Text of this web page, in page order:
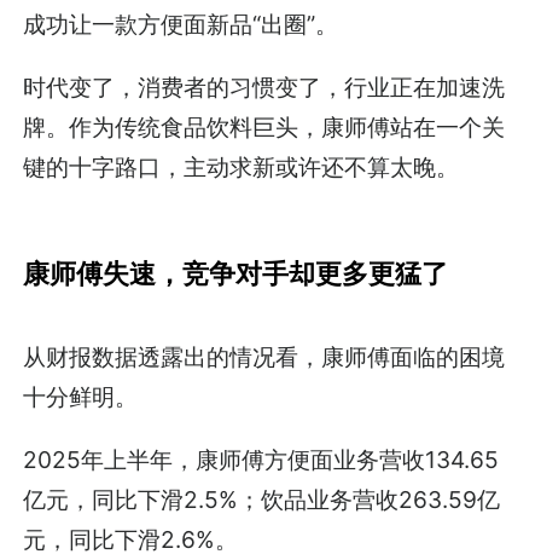
成功让一款方便面新品“出圈”。
时代变了，消费者的习惯变了，行业正在加速洗
牌。作为传统食品饮料巨头，康师傅站在一个关
键的十字路口，主动求新或许还不算太晚。
康师傅失速，竞争对手却更多更猛了
从财报数据透露出的情况看，康师傅面临的困境
十分鲜明。
2025年上半年，康师傅方便面业务营收134.65
亿元，同比下滑2.5%；饮品业务营收263.59亿
元，同比下滑2.6%。